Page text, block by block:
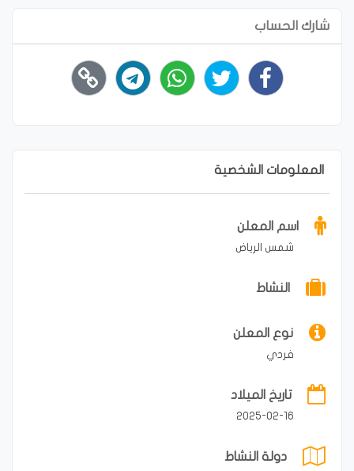
شارك الحساب
المعلومات الشخصية
اسم المعلن
شمس الرياض
النشاط
نوع المعلن
فردي
تاريخ الميلاد
2025-02-16
دولة النشاط